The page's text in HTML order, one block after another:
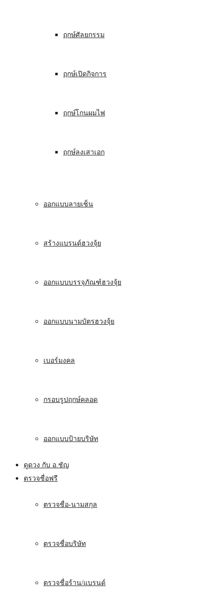
ฤกษ์ศัลยกรรม
ฤกษ์เปิดกิจการ
ฤกษ์โกนผมไฟ
ฤกษ์ลงเสาเอก
ออกแบบลายเซ็น
สร้างแบรนด์ฮวงจุ้ย
ออกแบบบรรจุภัณฑ์ฮวงจุ้ย
ออกแบบนามบัตรฮวงจุ้ย
เบอร์มงคล
กรอบรูปฤกษ์คลอด
ออกแบบป้ายบริษัท
ดูดวง กับ อ.ชัญ
ตรวจชื่อฟรี
ตรวจชื่อ-นามสกุล
ตรวจชื่อบริษัท
ตรวจชื่อร้าน/แบรนด์